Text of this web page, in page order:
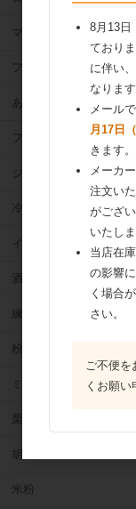
マーガリン
フィリング
あんこ
フルーツ（果物）缶詰
ジャム
冷凍フルーツ
イースト・酵母
酒類
練乳
粉 乳
ミックス粉
栗・芋・かぼちゃ
胡麻
米粉
8月13日
ており
に伴い
なります
メール
月17日
きます。
メーカ
注文い
がござ
いたしま
当店在
の影響
く場合
さい。
ご不便を
くお願い